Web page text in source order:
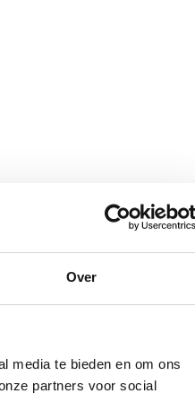
Over
media te bieden en om ons
partners voor social